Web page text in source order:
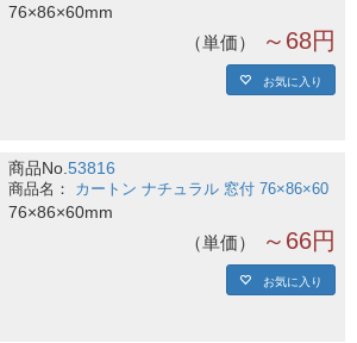
76×86×60mm
単価 ～68円
お気に入り
商品No.53816
カートン ナチュラル 窓付 76×86×60
76×86×60mm
単価 ～66円
お気に入り